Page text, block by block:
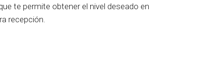
te permite obtener el nivel deseado en
recepción.